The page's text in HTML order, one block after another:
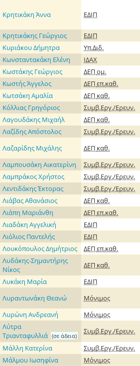
Κρητικάκη Άννα ΕΔΙΠ
Κρητικάκης Γεώργιος ΕΔΙΠ
Κυριάκου Δήμητρα
Υπ.Διδ.
Κωνσταντακάκη Ελένη
ΙΔΑΧ
Κωστάκης Γεώργιος
ΔΕΠομ.
Κωστής Άγγελος
ΔΕΠεπ.καθ.
Κωτσάκη Αμαλία
ΔΕΠ καθ.
Κόλλιας Γρηγόριος
Συμβ.Εργ./Ερευν.
Λαγουδάκης Μιχαήλ
ΔΕΠ καθ.
Λαζίδης Απόστολος
Συμβ.Εργ./Ερευν.
Λαζαρίδης Μιχάλης
ΔΕΠ καθ.
Λαμπουσάκη Αικατερίνη
Συμβ.Εργ./Ερευν.
Λαμπράκος Χρήστος
Συμβ.Εργ./Ερευν.
Λεντιδάκης Έκτορας
Συμβ.Εργ./Ερευν.
Λιάβας Αθανάσιος
ΔΕΠ καθ.
Λιάπη Μαριάνθη
ΔΕΠεπ.καθ.
Λιαδάκη Αγγελική
ΕΔΙΠ
Λιόλιος Παντελής
ΕΔΙΠ
Λουκόπουλος Δημήτριος
ΔΕΠεπ.καθ.
Λυδάκης-Σημαντήρης
Νίκος
ΔΕΠ καθ.
Λυκάκη Μαρία
ΕΔΙΠ
Λυραντωνάκη Θεανώ
Μόνιμος
Λυρώνη Ανδρεανή
Μόνιμος
Λύτρα
Τριανταφυλλιά (σε άδεια)
Συμβ.Εργ./Ερευν.
Μάλλη Κατερίνα
Συμβ.Εργ./Ερευν.
Μάλμου Ιωσηφίνα
Μόνιμος